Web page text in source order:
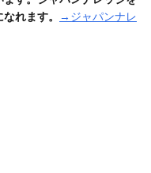
れます。
→ジャパンナレ